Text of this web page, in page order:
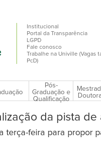
Institucional
Portal da Transparência
LGPD
Fale conosco
Trabalhe na Univille (Vagas
PcD)
Pós-
Graduação e
Qualificação
da pista de
terça-feira para propor